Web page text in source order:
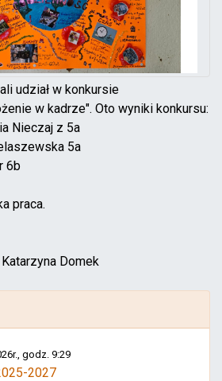
udział w konkursie
w kadrze". Oto wyniki konkursu:
Nieczaj z 5a
5a
6b
praca.
Domek
godz. 9:29
2027